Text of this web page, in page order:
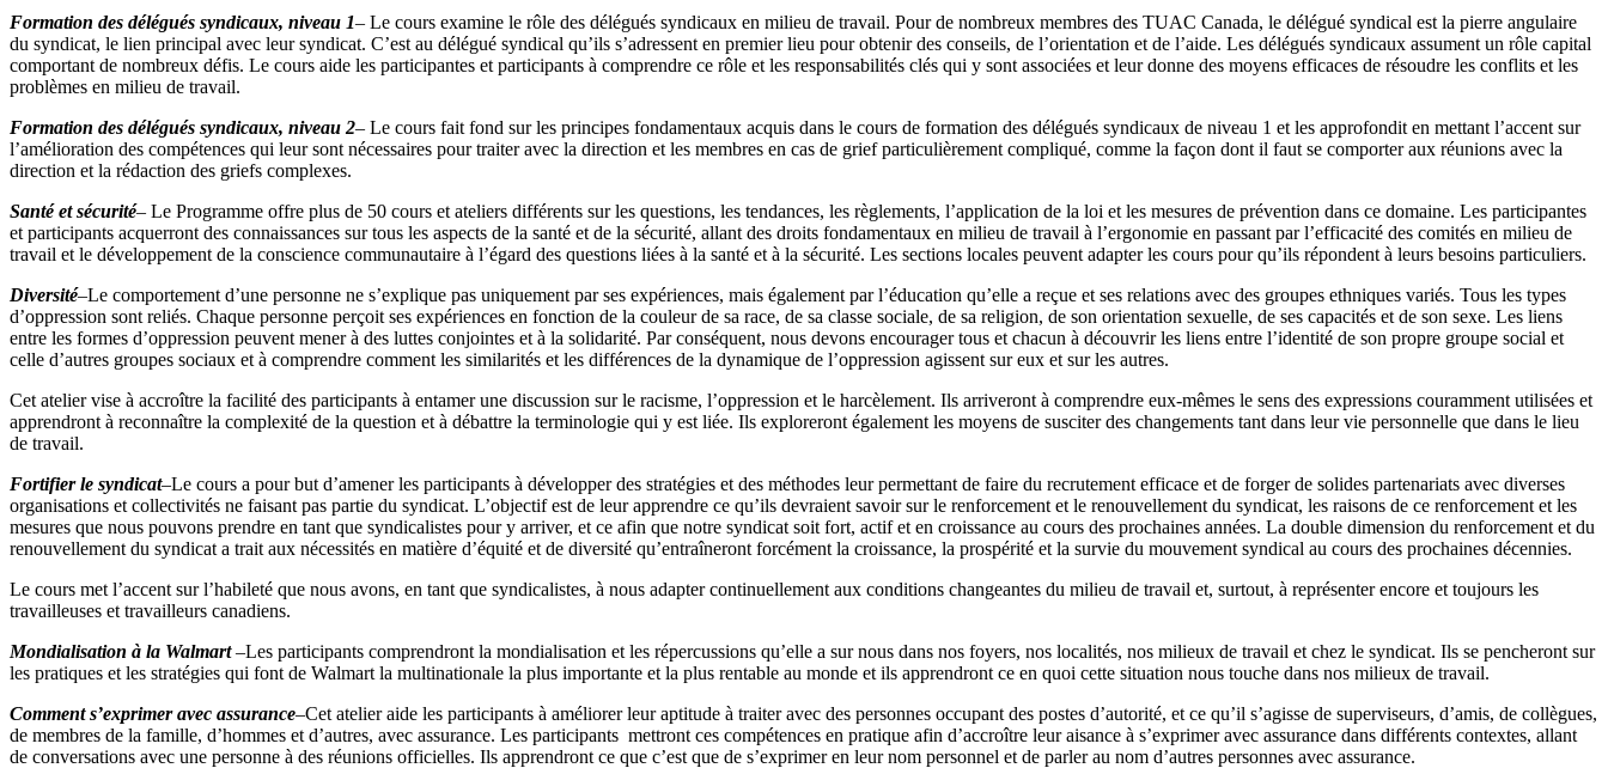
Formation des délégués syndicaux, niveau 1– Le cours examine le rôle des délégués syndicaux en milieu de travail. Pour de nombreux membres des TUAC Canada, le délégué syndical est la pierre angulaire
du syndicat, le lien principal avec leur syndicat. C’est au délégué syndical qu’ils s’adressent en premier lieu pour obtenir des conseils, de l’orientation et de l’aide. Les délégués syndicaux assument un rôle capital
comportant de nombreux défis. Le cours aide les participantes et participants à comprendre ce rôle et les responsabilités clés qui y sont associées et leur donne des moyens efficaces de résoudre les conflits et les
problèmes en milieu de travail.
Formation des délégués syndicaux, niveau 2– Le cours fait fond sur les principes fondamentaux acquis dans le cours de formation des délégués syndicaux de niveau 1 et les approfondit en mettant l’accent sur
l’amélioration des compétences qui leur sont nécessaires pour traiter avec la direction et les membres en cas de grief particulièrement compliqué, comme la façon dont il faut se comporter aux réunions avec la
direction et la rédaction des griefs complexes.
Santé et sécurité– Le Programme offre plus de 50 cours et ateliers différents sur les questions, les tendances, les règlements, l’application de la loi et les mesures de prévention dans ce domaine. Les participantes
et participants acquerront des connaissances sur tous les aspects de la santé et de la sécurité, allant des droits fondamentaux en milieu de travail à l’ergonomie en passant par l’efficacité des comités en milieu de
travail et le développement de la conscience communautaire à l’égard des questions liées à la santé et à la sécurité. Les sections locales peuvent adapter les cours pour qu’ils répondent à leurs besoins particuliers.
Diversité–Le comportement d’une personne ne s’explique pas uniquement par ses expériences, mais également par l’éducation qu’elle a reçue et ses relations avec des groupes ethniques variés. Tous les types
d’oppression sont reliés. Chaque personne perçoit ses expériences en fonction de la couleur de sa race, de sa classe sociale, de sa religion, de son orientation sexuelle, de ses capacités et de son sexe. Les liens
entre les formes d’oppression peuvent mener à des luttes conjointes et à la solidarité. Par conséquent, nous devons encourager tous et chacun à découvrir les liens entre l’identité de son propre groupe social et
celle d’autres groupes sociaux et à comprendre comment les similarités et les différences de la dynamique de l’oppression agissent sur eux et sur les autres.
Cet atelier vise à accroître la facilité des participants à entamer une discussion sur le racisme, l’oppression et le harcèlement. Ils arriveront à comprendre eux-mêmes le sens des expressions couramment utilisées et
apprendront à reconnaître la complexité de la question et à débattre la terminologie qui y est liée. Ils exploreront également les moyens de susciter des changements tant dans leur vie personnelle que dans le lieu
de travail.
Fortifier le syndicat–Le cours a pour but d’amener les participants à développer des stratégies et des méthodes leur permettant de faire du recrutement efficace et de forger de solides partenariats avec diverses
organisations et collectivités ne faisant pas partie du syndicat. L’objectif est de leur apprendre ce qu’ils devraient savoir sur le renforcement et le renouvellement du syndicat, les raisons de ce renforcement et les
mesures que nous pouvons prendre en tant que syndicalistes pour y arriver, et ce afin que notre syndicat soit fort, actif et en croissance au cours des prochaines années. La double dimension du renforcement et du
renouvellement du syndicat a trait aux nécessités en matière d’équité et de diversité qu’entraîneront forcément la croissance, la prospérité et la survie du mouvement syndical au cours des prochaines décennies.
Le cours met l’accent sur l’habileté que nous avons, en tant que syndicalistes, à nous adapter continuellement aux conditions changeantes du milieu de travail et, surtout, à représenter encore et toujours les
travailleuses et travailleurs canadiens.
Mondialisation à la Walmart–Les participants comprendront la mondialisation et les répercussions qu’elle a sur nous dans nos foyers, nos localités, nos milieux de travail et chez le syndicat. Ils se pencheront sur
les pratiques et les stratégies qui font de Walmart la multinationale la plus importante et la plus rentable au monde et ils apprendront ce en quoi cette situation nous touche dans nos milieux de travail.
Comment s’exprimer avec assurance–Cet atelier aide les participants à améliorer leur aptitude à traiter avec des personnes occupant des postes d’autorité, et ce qu’il s’agisse de superviseurs, d’amis, de collègues,
de membres de la famille, d’hommes et d’autres, avec assurance. Les participants mettront ces compétences en pratique afin d’accroître leur aisance à s’exprimer avec assurance dans différents contextes, allant
de conversations avec une personne à des réunions officielles. Ils apprendront ce que c’est que de s’exprimer en leur nom personnel et de parler au nom d’autres personnes avec assurance.